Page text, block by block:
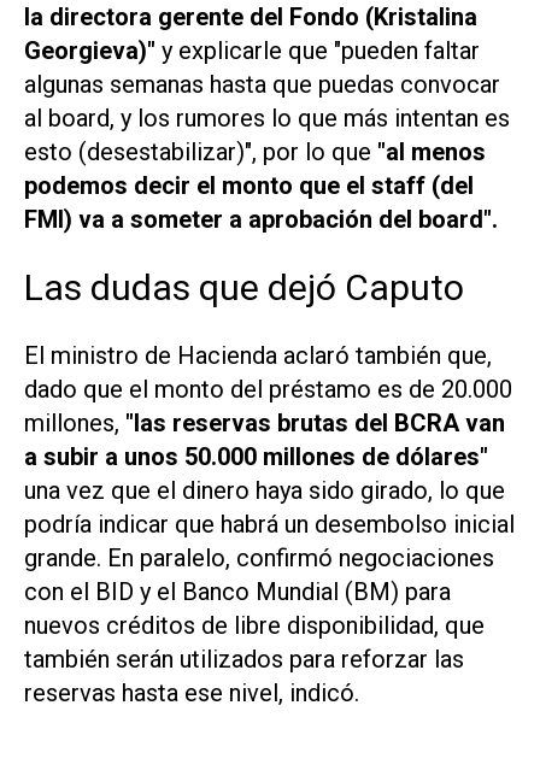
la directora gerente del Fondo (Kristalina
Georgieva)" y explicarle que "pueden faltar
algunas semanas hasta que puedas convocar
al board, y los rumores lo que más intentan es
esto (desestabilizar)", por lo que "al menos
podemos decir el monto que el staff (del
FMI) va a someter a aprobación del board".
Las dudas que dejó Caputo
El ministro de Hacienda aclaró también que,
dado que el monto del préstamo es de 20.000
millones, "las reservas brutas del BCRA van
a subir a unos 50.000 millones de dólares"
una vez que el dinero haya sido girado, lo que
podría indicar que habrá un desembolso inicial
grande. En paralelo, confirmó negociaciones
con el BID y el Banco Mundial (BM) para
nuevos créditos de libre disponibilidad, que
también serán utilizados para reforzar las
reservas hasta ese nivel, indicó.